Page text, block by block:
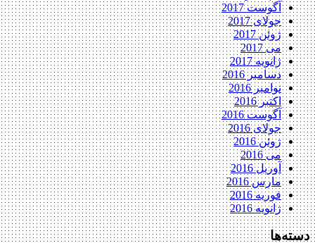
آگوست 2017
جولای 2017
ژوئن 2017
می 2017
ژانویه 2017
دسامبر 2016
نوامبر 2016
اکتبر 2016
آگوست 2016
جولای 2016
ژوئن 2016
می 2016
آوریل 2016
مارس 2016
فوریه 2016
ژانویه 2016
دسته‌ها